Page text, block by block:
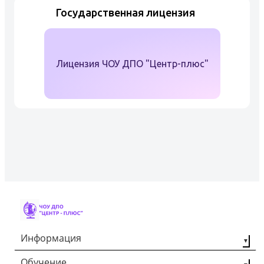
Государственная лицензия
Лицензия ЧОУ ДПО "Центр-плюс"
Информация
О компании